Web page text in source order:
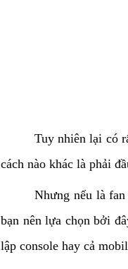
Tuy nhiên lại có
cách nào khác là phải
Nhưng nếu là
bạn nên lựa chọn bởi
lập console hay cả